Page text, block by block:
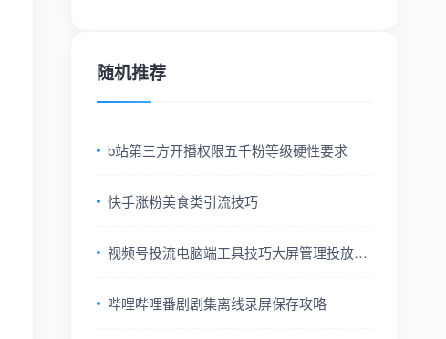
随机推荐
b站第三方开播权限五千粉等级硬性要求
快手涨粉美食类引流技巧
视频号投流电脑端工具技巧大屏管理投放更
哔哩哔哩番剧剧集离线录屏保存攻略